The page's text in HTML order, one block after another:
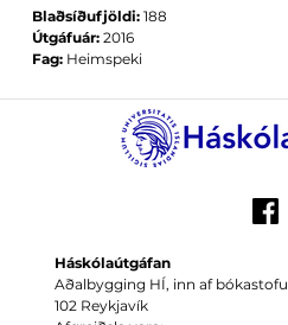
Blaðsíðufjöldi: 188
Útgáfuár: 2016
Fag: Heimspeki
Háskólaútgáfan
Aðalbygging HÍ, inn af bókastofu
102 Reykjavík